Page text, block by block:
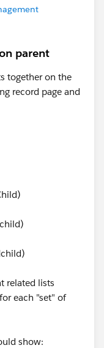
parent
together on the
record page and
related lists
each "set" of
show: